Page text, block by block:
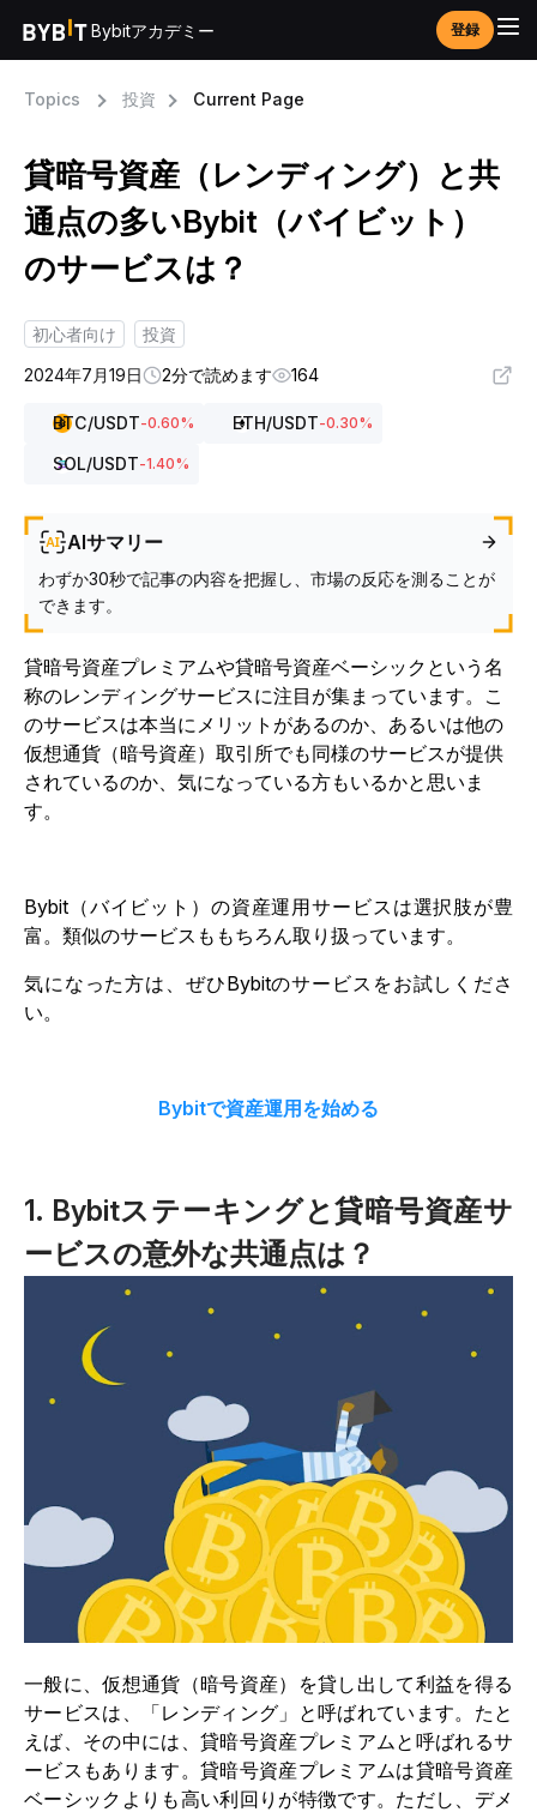
Bybitアカデミー 登録
Topics 投資 Current Page
貸暗号資産（レンディング）と共
通点の多いBybit（バイビット）
のサービスは？
初心者向け
投資
2024年7月19日
2分で読めます 164
BTC/USDT-0.60% ETH/USDT-0.30%
SOL/USDT-1.40%
AIサマリー
わずか30秒で記事の内容を把握し、市場の反応を測ることが
できます。
貸暗号資産プレミアムや貸暗号資産ベーシックという名
称のレンディングサービスに注目が集まっています。こ
のサービスは本当にメリットがあるのか、あるいは他の
仮想通貨（暗号資産）取引所でも同様のサービスが提供
されているのか、気になっている方もいるかと思いま
す。
Bybit（バイビット）の資産運用サービスは選択肢が豊
富。類似のサービスももちろん取り扱っています。
気になった方は、ぜひBybitのサービスをお試しくださ
い。
Bybitで資産運用を始める
1. Bybitステーキングと貸暗号資産サ
ービスの意外な共通点は？
一般に、仮想通貨（暗号資産）を貸し出して利益を得る
サービスは、「レンディング」と呼ばれています。たと
えば、その中には、貸暗号資産プレミアムと呼ばれるサ
ービスもあります。貸暗号資産プレミアムは貸暗号資産
ベーシックよりも高い利回りが特徴です。ただし、デメ